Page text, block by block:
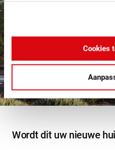
Cookies
Wordt dit uw nieuwe